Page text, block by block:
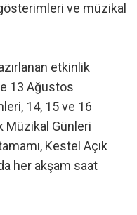
ve müzikal
etkinlik
13 Ağustos
14, 15 ve 16
Müzikal Günleri
Kestel Açık
her akşam saat